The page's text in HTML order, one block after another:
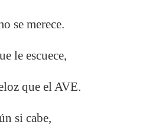
se merece.
le escuece,
que el AVE.
si cabe,